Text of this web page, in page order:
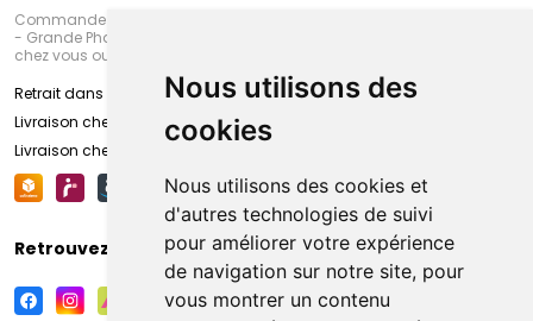
Nous utilisons des
cookies
Nous utilisons des cookies et
d'autres technologies de suivi
pour améliorer votre expérience
de navigation sur notre site, pour
vous montrer un contenu
Commandez en ligne et venez chercher votre commande à Amiens
- Grande Pharmacie d’Amiens (Fachon) ou recevez-là rapidement
chez vous ou en point retrait
Retrait dans la pharmacie d’Amiens
Livraison chez vous
Livraison chez votre commerçant
Retrouvez-nous sur vos réseaux sociaux